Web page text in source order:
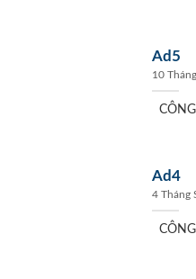
Ad5
10
Ad4
4 Tháng